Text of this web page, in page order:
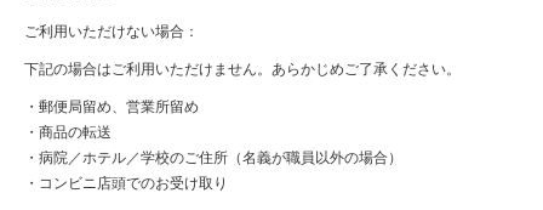
ご利用いただけない場合 ：
下記の場合はご利用いただけません。あらかじめご了承ください。
・郵便局留め、営業所留め
・商品の転送
・病院／ホテル／学校のご住所（名義が職員以外の場合）
・コンビニ店頭でのお受け取り